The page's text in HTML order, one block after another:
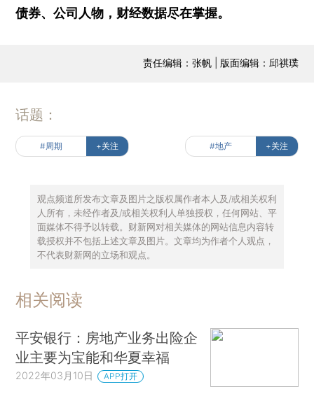
债券、公司人物，财经数据尽在掌握。
责任编辑：张帆 | 版面编辑：邱祺璞
话题：
#周期 +关注 #地产 +关注
观点频道所发布文章及图片之版权属作者本人及/或相关权利
人所有，未经作者及/或相关权利人单独授权，任何网站、平
面媒体不得予以转载。财新网对相关媒体的网站信息内容转
载授权并不包括上述文章及图片。文章均为作者个人观点，
不代表财新网的立场和观点。
相关阅读
平安银行：房地产业务出险企
业主要为宝能和华夏幸福
2022年03月10日 APP打开